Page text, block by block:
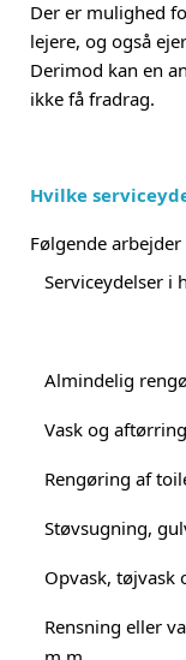
Der er mulighed
lejere, og også
Derimod kan en
ikke få fradrag.
Hvilke
Følgende
Serviceydelser i
Almindelig
Vask og
Rengøring af
Støvsugning,
Opvask, tøjvask
Rensning eller